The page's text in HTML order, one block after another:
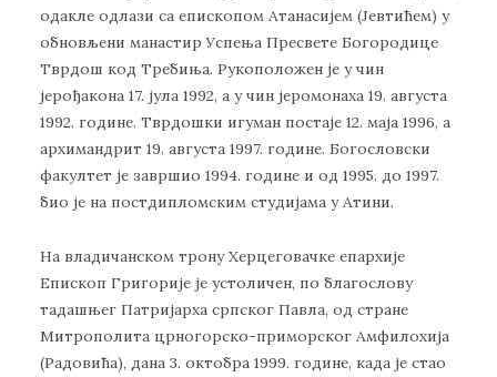
одакле одлази са епископом Атанасијем (Јевтићем) у
обновљени манастир Успења Пресвете Богородице
Тврдош код Требиња. Рукоположен је у чин
јерођакона 17. јула 1992, а у чин јеромонаха 19. августа
1992. године. Тврдошки игуман постаје 12. маја 1996, а
архимандрит 19. августа 1997. године. Богословски
факултет је завршио 1994. године и од 1995. до 1997.
био је на постдипломским студијама у Атини.
На владичанском трону Херцеговачке епархије
Епископ Григорије је устоличен, по благослову
тадашњег Патријарха српског Павла, од стране
Митрополита црногорско-приморског Амфилохија
(Радовића), дана 3. октобра 1999. године, када је стао